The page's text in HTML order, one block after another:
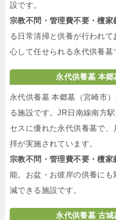
設です。
宗教不問・管理費不要・檀家
る日常清掃と供養が行われ
心して任せられる永代供養墓
永代供養墓 本郷
永代供養墓 本郷墓（宮崎市
る施設です。JR日南線南方
セスに優れた永代供養墓で
拝が実施されています。
宗教不問・管理費不要・檀家
能。お盆・お彼岸の供養に
減できる施設です。
永代供養墓 古城